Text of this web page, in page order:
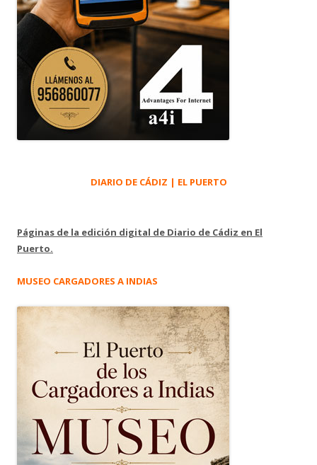
DIARIO DE CÁDIZ | EL PUERTO
Páginas de la edición digital de Diario de Cádiz en El
Puerto.
MUSEO CARGADORES A INDIAS